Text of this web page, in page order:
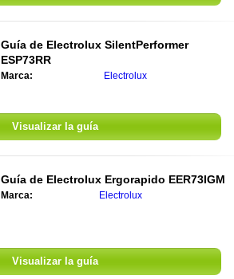
Guía de Electrolux SilentPerformer
ESP73RR
Marca: Electrolux
Visualizar la guía
Guía de Electrolux Ergorapido EER73IGM
Marca: Electrolux
Visualizar la guía